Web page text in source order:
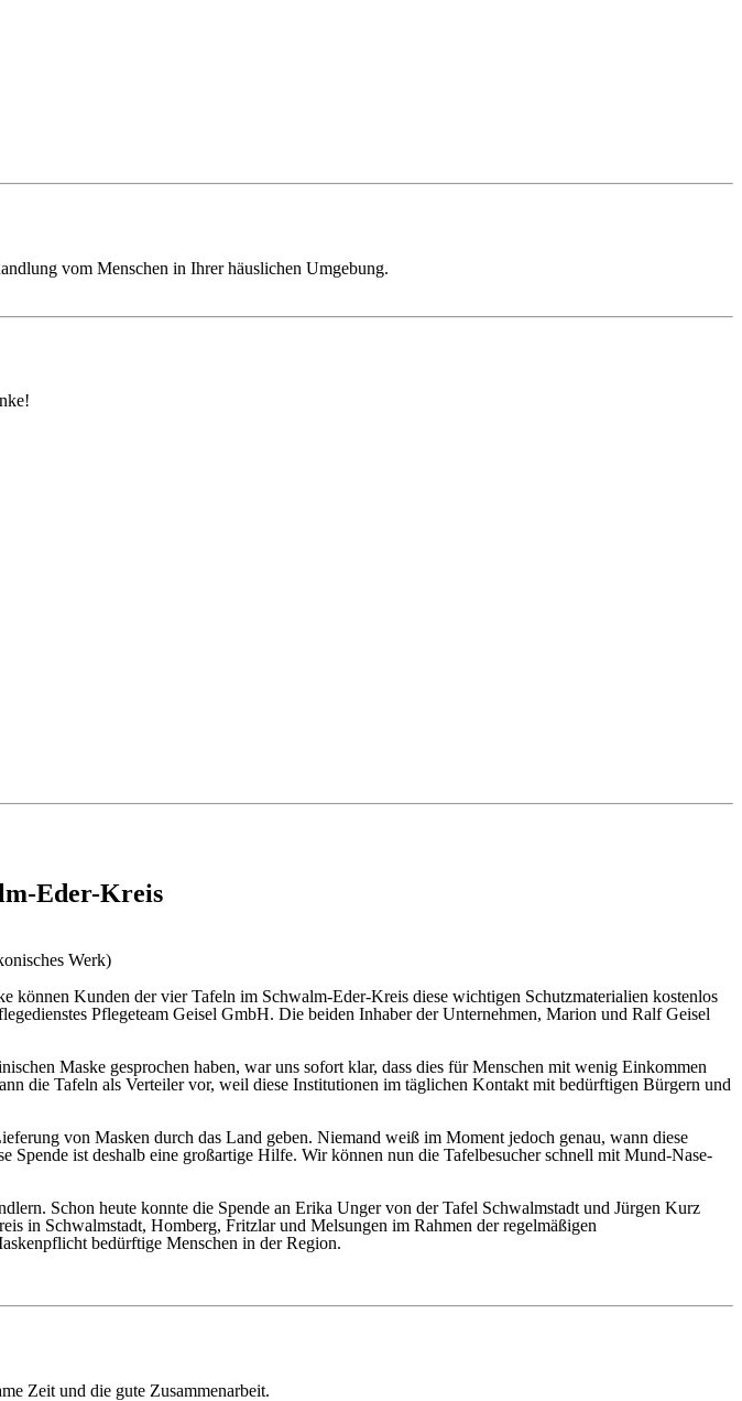
vom Menschen in Ihrer häuslichen Umgebung.
Eder-Kreis
Werk)
können Kunden der vier Tafeln im Schwalm-Eder-Kreis diese wichtigen Schutzmaterialien kostenlos
Pflegeteam Geisel GmbH. Die beiden Inhaber der Unternehmen, Marion und Ralf Geisel
Maske gesprochen haben, war uns sofort klar, dass dies für Menschen mit wenig Einkommen
die Tafeln als Verteiler vor, weil diese Institutionen im täglichen Kontakt mit bedürftigen Bürgern und
von Masken durch das Land geben. Niemand weiß im Moment jedoch genau, wann diese
ist deshalb eine großartige Hilfe. Wir können nun die Tafelbesucher schnell mit Mund-Nase-
Schon heute konnte die Spende an Erika Unger von der Tafel Schwalmstadt und Jürgen Kurz
in Schwalmstadt, Homberg, Fritzlar und Melsungen im Rahmen der regelmäßigen
bedürftige Menschen in der Region.
Zeit und die gute Zusammenarbeit.